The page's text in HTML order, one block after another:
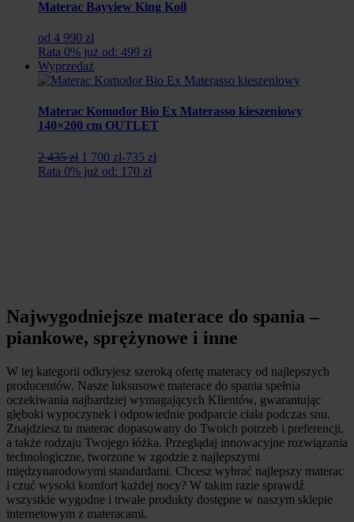
Materac Bayview King Koil
od 4 990 zł
Rata 0% już od: 499 zł
Wyprzedaż
Materac Komodor Bio Ex Materasso kieszeniowy
140×200 cm OUTLET
2 435 zł Pierwotna
cena
1 700 złAktualna
cena
-735 zł
Rata 0% już od: 170 zł
Najwygodniejsze materace do spania –
piankowe, sprężynowe i inne
W tej kategorii odkryjesz szeroką ofertę materacy od najlepszych
producentów. Nasze luksusowe materace do spania spełnia
oczekiwania najbardziej wymagających Klientów, gwarantując
głęboki wypoczynek i odpowiednie podparcie ciała podczas snu.
Znajdziesz tu materac dopasowany do Twoich potrzeb i preferencji,
a także rodzaju Twojego łóżka. Przeglądaj innowacyjne rozwiązania
technologiczne, tworzone w zgodzie z najlepszymi
międzynarodowymi standardami. Chcesz wybrać najlepszy materac
i czuć wysoki komfort każdej nocy? W takim razie sprawdź
wszystkie wygodne i trwałe produkty dostępne w naszym sklepie
internetowym z materacami.